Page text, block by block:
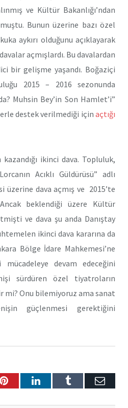
ve Kültür Bakanlığı’ndan
Bunun üzerine bazı özel
aykırı olduğunu açıklayarak
açmışlardı. Bu davalardan
bir gelişme yaşandı. Boğaziçi
2015 – 2016 sezonunda
Muhsin Bey’in Son Hamlet’i”
destek verilmediği için açtığı
ikinci dava. Topluluk,
Acıklı Güldürüsü” adlı
üzerine dava açmış ve 2015’te
Ancak beklendiği üzere Kültür
ve dava şu anda Danıştay
ikinci dava kararına da
Bölge İdare Mahkemesi’ne
mücadeleye devam edeceğini
sürdüren özel tiyatroların
mi? Onu bilemiyoruz ama sanat
güçlenmesi gerektiğini
PinterestLinkedInTumblr E-